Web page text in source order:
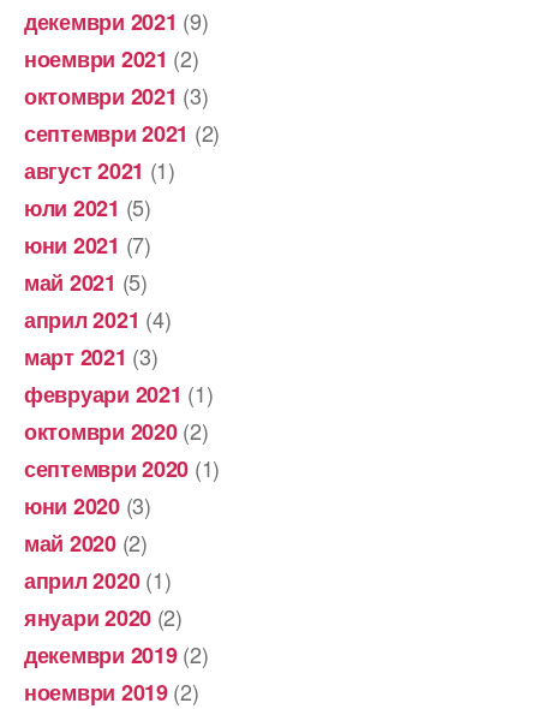
декември 2021 (9)
ноември 2021 (2)
октомври 2021 (3)
септември 2021 (2)
август 2021 (1)
юли 2021 (5)
юни 2021 (7)
май 2021 (5)
април 2021 (4)
март 2021 (3)
февруари 2021 (1)
октомври 2020(2)
септември 2020 (1)
юни 2020(3)
май 2020(2)
април 2020(1)
януари 2020 (2)
декември 2019(2)
ноември 2019(2)